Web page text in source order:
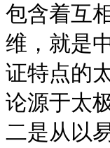
包含着互
维，就是
证特点的
论源于太
二是从以